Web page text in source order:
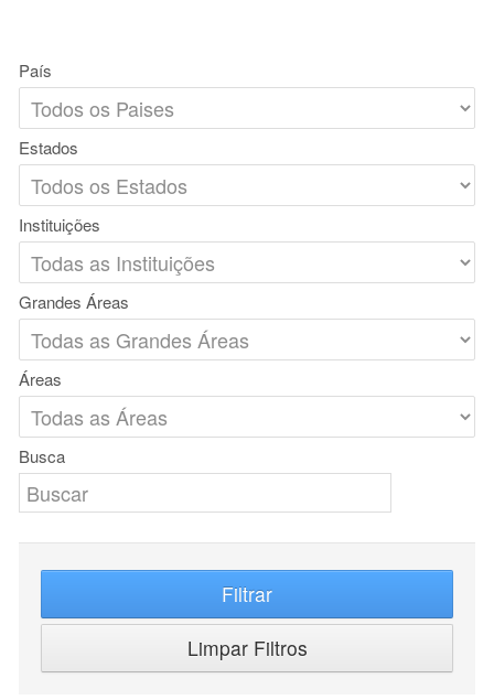
País
Estados
Instituições
Grandes Áreas
Áreas
Busca
Filtrar
Limpar Filtros